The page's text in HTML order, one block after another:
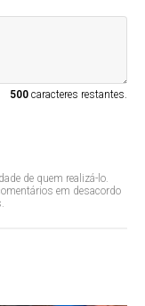
500caracteres restantes.
de quem realizá-lo.
em desacordo